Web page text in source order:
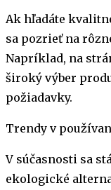
Ak hľadáte
sa pozrieť na
Napríklad, na
široký výber
požiadavky.
Trendy v
V súčasnosti sa
ekologické